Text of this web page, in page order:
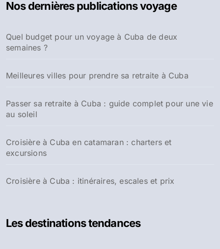
r
e
r
Nos dernières publications voyage
Quel budget pour un voyage à Cuba de deux
semaines ?
Meilleures villes pour prendre sa retraite à Cuba
Passer sa retraite à Cuba : guide complet pour une vie
au soleil
Croisière à Cuba en catamaran : charters et
excursions
Croisière à Cuba : itinéraires, escales et prix
Les destinations tendances